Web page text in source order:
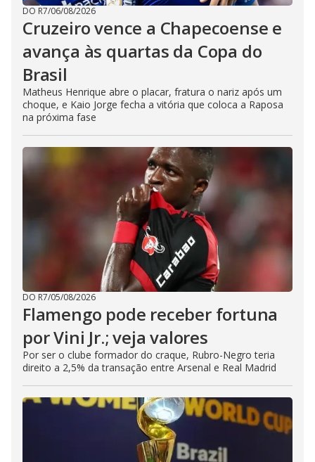
DO R7/06/08/2026
Cruzeiro vence a Chapecoense e
avança às quartas da Copa do
Brasil
Matheus Henrique abre o placar, fratura o nariz após um
choque, e Kaio Jorge fecha a vitória que coloca a Raposa
na próxima fase
DO R7/05/08/2026
Flamengo pode receber fortuna
por Vini Jr.; veja valores
Por ser o clube formador do craque, Rubro-Negro teria
direito a 2,5% da transação entre Arsenal e Real Madrid